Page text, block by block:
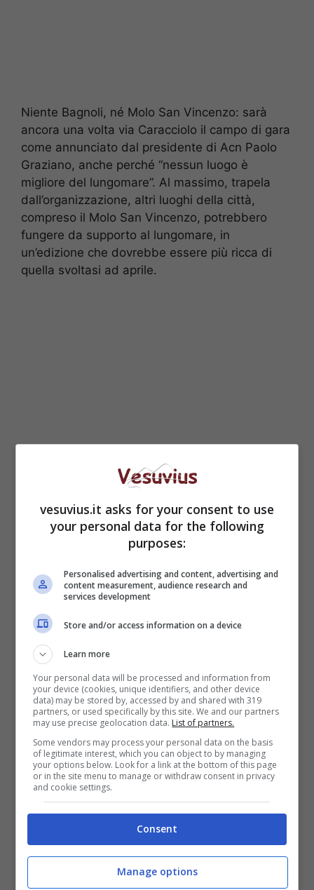
Niente Bagnoli, né Molo San Vincenzo: sarà
ancora una volta via Caracciolo il campo di gara
come annunciato dal presidente di Acn Paolo
Graziano, anche perché “nessun luogo è
migliore del lungomare”. Al massimo, trapela
dall’organizzazione, altri luoghi della città,
compreso il Molo San Vincenzo, potrebbero
fungere da supporto al lungomare, in
un’edizione che dovrebbe essere più ricca di
quella svoltasi ad aprile.
Le trattative con gli americani dell’Acea sono
ancora in corso, ma a Napoli si punta ad un
evento extra-large: più giorni di regate, più
eventi e anche altre zone della città coinvolte
proprio il Molo San Vincenzo, dove dovrebbe
sorgere il Museo del mare e dell’emigrazione.
L’obiettivo è quello di migliorare il
positivo fatto registrare dalla tappa 2012
delle World Series dell’America’s Cup: 36
milioni di ritorno economico a fronte di un
investimento di 12,2 milioni di euro.Un
successo testimoniato dall’aumento del 7% del
numero di passeggeri internazionali registrato
ad aprile 2012 rispetto allo stesso mese
dell’anno prima e dall’incremento del 2,6% delle
presenze negli alberghi della città. Numeri
importanti anche per la presenza del pubblico
con spettatori che sono oscillati tra i 530mila e i
775 mila: ora si ha poco meno di un anno di
tempo per organizzare in maniera ancora
migliore l’edizione 2013 e bissare il successo
ottenuto ad aprile.
vesuvius.it asks for your consent to use
your personal data for the following
purposes:
Personalised advertising and content, advertising and
content measurement, audience research and
services development
Store and/or access information on a device
Learn more
Your personal data will be processed and information from
your device (cookies, unique identifiers, and other device
data) may be stored by, accessed by and shared with 319
partners, or used specifically by this site. We and our partners
may use precise geolocation data. List of partners.
Some vendors may process your personal data on the basis
of legitimate interest, which you can object to by managing
your options below. Look for a link at the bottom of this page
or in the site menu to manage or withdraw consent in privacy
and cookie settings.
Consent
Manage options